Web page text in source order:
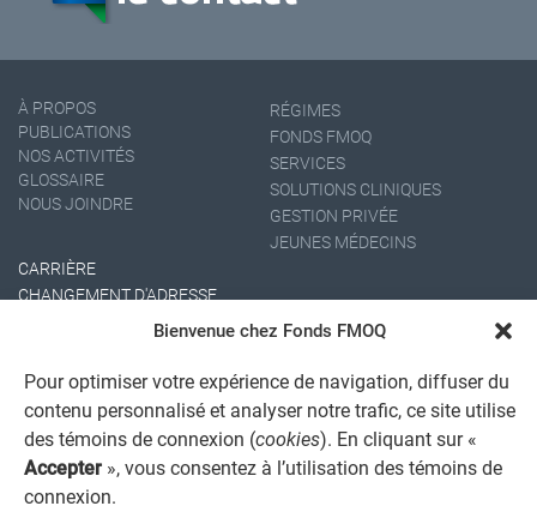
Bienvenue chez Fonds FMOQ
Pour optimiser votre expérience de navigation, diffuser du
contenu personnalisé et analyser notre trafic, ce site utilise
des témoins de connexion (cookies). En cliquant sur «
Accepter », vous consentez à l’utilisation des témoins de
connexion.
À PROPOS
PUBLICATIONS
NOS ACTIVITÉS
GLOSSAIRE
NOUS JOINDRE
RÉGIMES
FONDS FMOQ
SERVICES
SOLUTIONS CLINIQUES
GESTION PRIVÉE
JEUNES MÉDECINS
CARRIÈRE
CHANGEMENT D'ADRESSE